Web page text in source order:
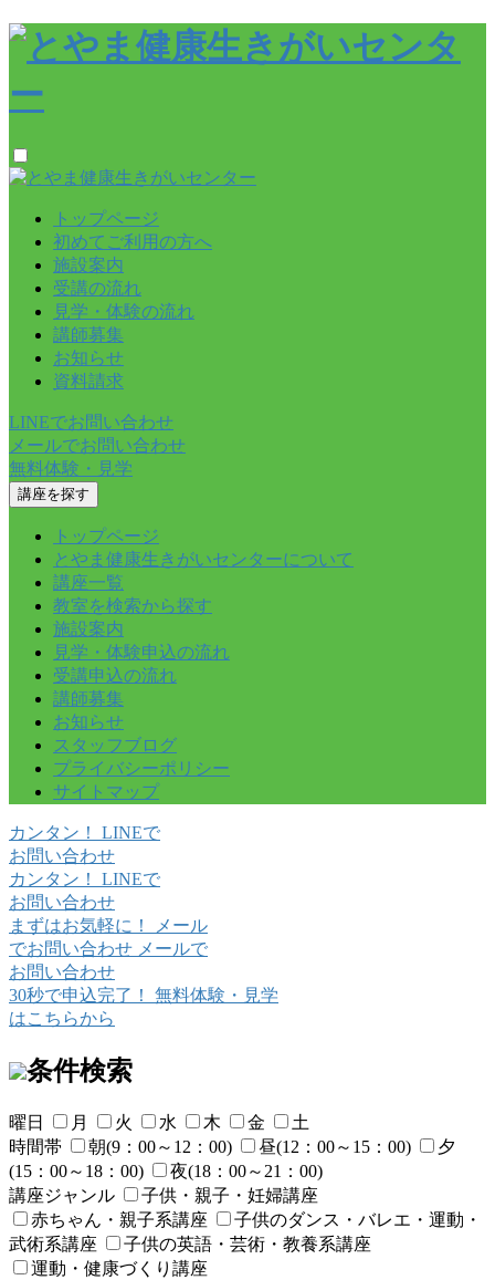
トップページ
初めてご利用の方へ
施設案内
受講の流れ
見学・体験の流れ
講師募集
お知らせ
資料請求
LINEでお問い合わせ
メールでお問い合わせ
無料体験・見学
講座を探す
トップページ
とやま健康生きがいセンターについて
講座一覧
教室を検索から探す
施設案内
見学・体験申込の流れ
受講申込の流れ
講師募集
お知らせ
スタッフブログ
プライバシーポリシー
サイトマップ
カンタン！ LINEで
お問い合わせ
カンタン！
LINEで
お問い合わせ
まずはお気軽に！
メール
でお問い合わせ メールで
お問い合わせ
30秒で申込完了！
無料体験・見学
はこちらから
条件検索
曜日 月 火 水 木 金
土
時間帯
朝(9：00～12：00) 昼(12：00～15：00)
夕
(15：00～18：00)
夜(18：00～21：00)
講座ジャンル
子供・親子・妊婦講座
赤ちゃん・親子系講座
子供のダンス・バレエ・運動・
武術系講座
子供の英語・芸術・教養系講座
運動・健康づくり講座